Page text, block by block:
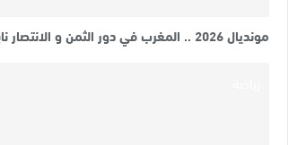
مونديال 2026 .. المغرب في دور الثمن و الانتصار نابع من القلب